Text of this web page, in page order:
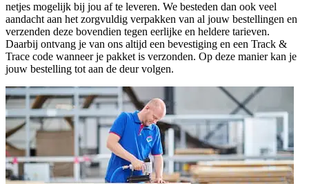
netjes mogelijk bij jou af te leveren. We besteden dan ook veel
aandacht aan het zorgvuldig verpakken van al jouw bestellingen en
verzenden deze bovendien tegen eerlijke en heldere tarieven.
Daarbij ontvang je van ons altijd een bevestiging en een Track &
Trace code wanneer je pakket is verzonden. Op deze manier kan je
jouw bestelling tot aan de deur volgen.